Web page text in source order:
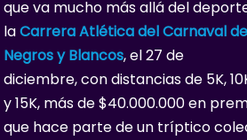
que va mucho más allá del
laCarrera Atlética del Carnaval de
Negros y Blancos, el 27 de
diciembre, con distancias de 5K,
y 15K, más de $40.000.000 en
que hace parte de un tríptico